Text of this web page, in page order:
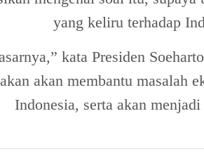
yang keliru terhadap
kata Presiden
akan membantu masalah
Indonesia, serta akan